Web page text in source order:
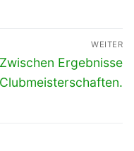
WEITER
Ergebnisse
Clubmeisterschaften.